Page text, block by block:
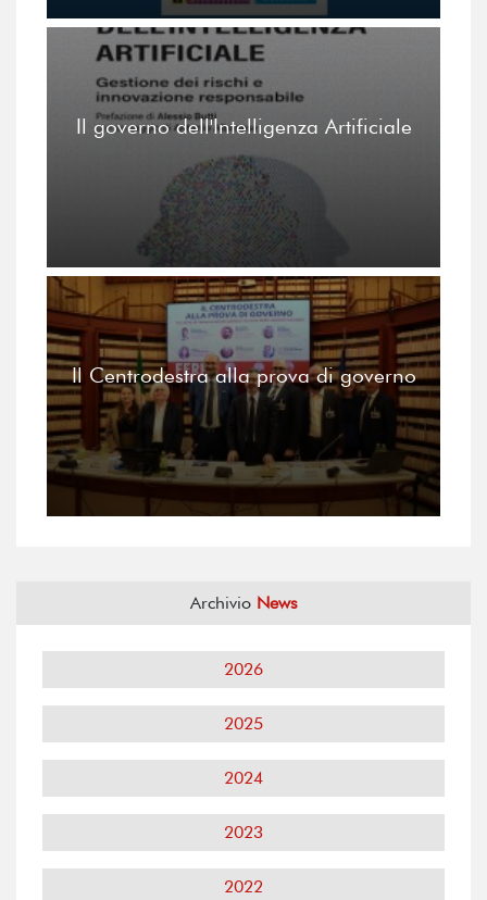
Il governo dell'Intelligenza Artificiale
Il Centrodestra alla prova di governo
Archivio News
2026
2025
2024
2023
2022